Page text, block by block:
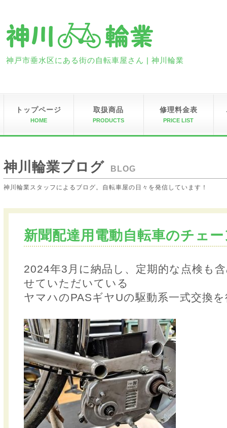
神戸市垂水区にある街の自転車屋さん | 神川輪業
トップページ
HOME
取扱商品
PRODUCTS
修理料金表
PRICE LIST
神川輪業ブログ BLOG
神川輪業スタッフによるブログ。自転車屋の日々を発信しています！
新聞配達用電動自転車のチェ
2024年3月に納品し、定期的な点検も
せていただいている
ヤマハのPASギヤUの駆動系一式交換